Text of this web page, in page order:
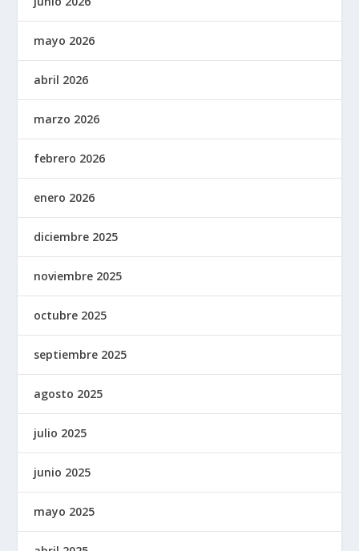
mayo 2026
abril 2026
marzo 2026
febrero 2026
enero 2026
diciembre 2025
noviembre 2025
octubre 2025
septiembre 2025
agosto 2025
julio 2025
junio 2025
mayo 2025